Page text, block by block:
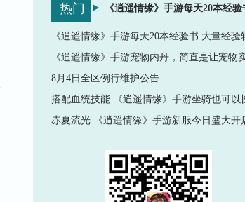
热门
8月4日全区例行维护公告
赤夏流光 《逍遥情缘》手游新服今日盛大开